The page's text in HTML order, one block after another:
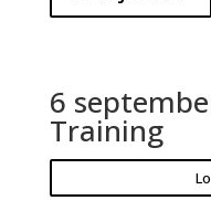
6
Training